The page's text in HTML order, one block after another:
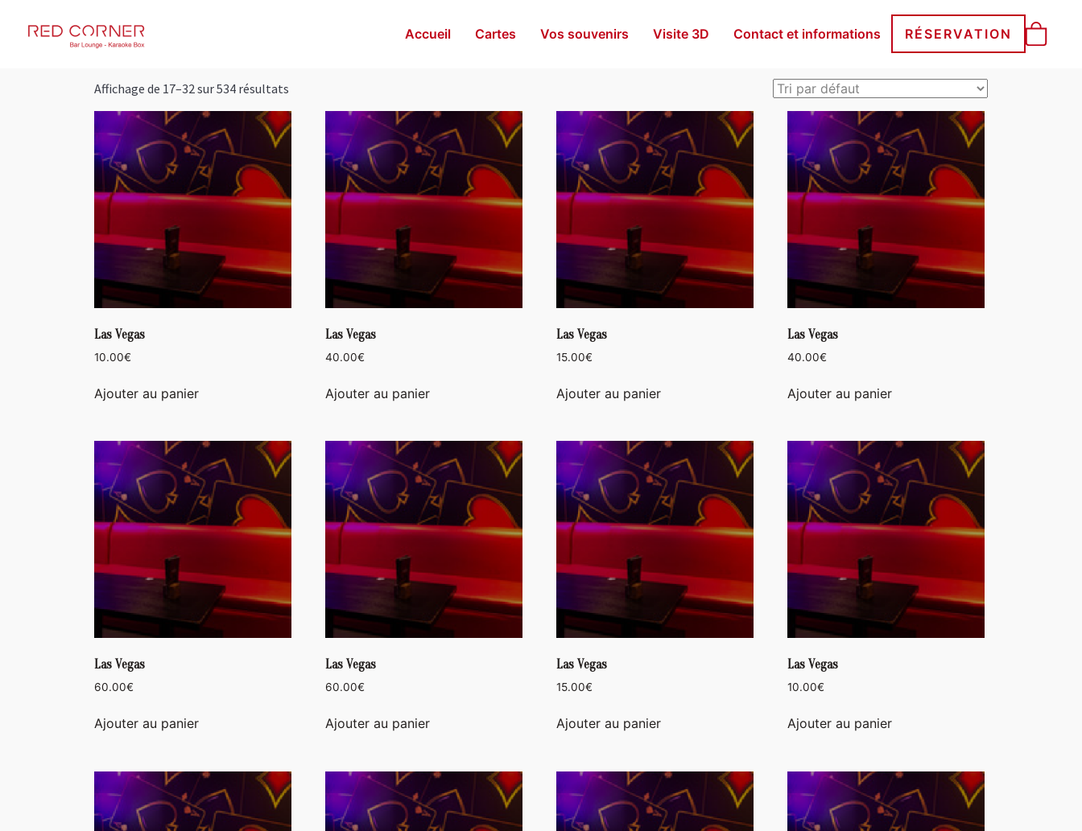
RED CORNER Accueil Cartes Vos souvenirs Visite 3D Contact et informations RÉSERVATION
Affichage de 17–32 sur 534 résultats
Las Vegas
10.00€
Ajouter au panier
Las Vegas
40.00€
Ajouter au panier
Las Vegas
15.00€
Ajouter au panier
Las Vegas
40.00€
Ajouter au panier
Las Vegas
60.00€
Ajouter au panier
Las Vegas
60.00€
Ajouter au panier
Las Vegas
15.00€
Ajouter au panier
Las Vegas
10.00€
Ajouter au panier